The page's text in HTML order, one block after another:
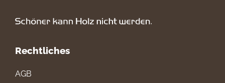
Rechtliches
AGB